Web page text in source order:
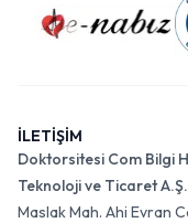
İLETİŞİM
Doktorsitesi Com Bilgi
Teknoloji ve Ticaret A.Ş.
Maslak Mah. Ahi Evran